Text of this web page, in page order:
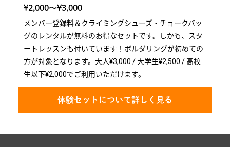
¥2,000〜¥3,000
メンバー登録料＆クライミングシューズ・チョークバッ
グのレンタルが無料のお得なセットです。しかも、スタ
ートレッスンも付いています！ボルダリングが初めての
方が対象となります。大人¥3,000 / 大学生¥2,500 / 高校
生以下¥2,000でご利用いただけます。
体験セットについて詳しく見る